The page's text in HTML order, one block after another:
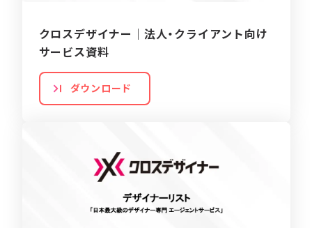
クロスデザイナー｜法人・クライアント向け
サービス資料
ダウンロード